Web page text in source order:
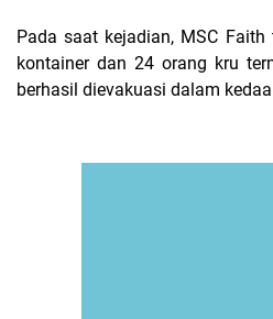
Pada saat kejadian, MSC
kontainer dan 24 orang kru
berhasil dievakuasi dalam